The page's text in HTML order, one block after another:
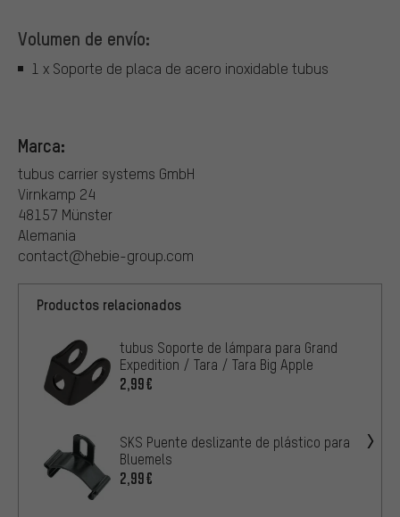
Volumen de envío:
1 x Soporte de placa de acero inoxidable tubus
Marca:
tubus carrier systems GmbH
Virnkamp 24
48157 Münster
Alemania
contact@hebie-group.com
Productos relacionados
tubus Soporte de lámpara para Grand
Expedition / Tara / Tara Big Apple
2,99€
SKS Puente deslizante de plástico para
Bluemels
2,99€